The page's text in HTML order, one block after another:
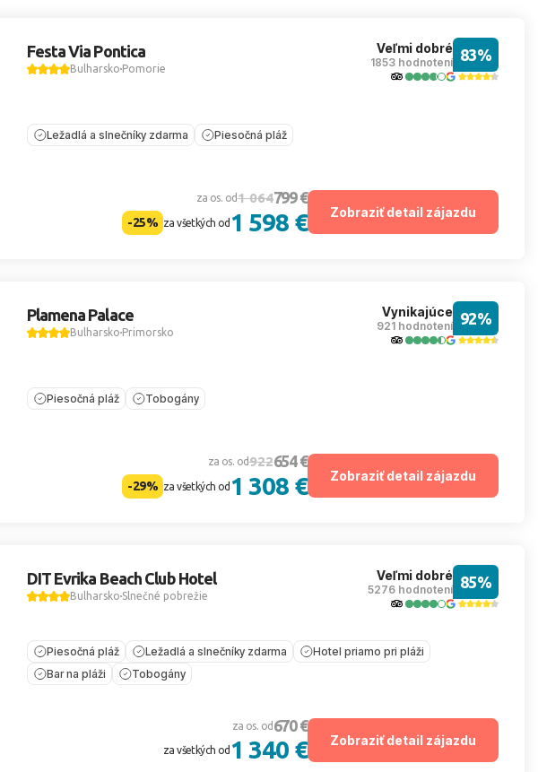
Festa Via Pontica
BulharskoPomorie
Veľmi dobré
1853 hodnotení 83%
Ležadlá a slnečníky zdarma Piesočná pláž
za os. od1 064799 €
-25% za všetkých od 1 598 € Zobraziť detail zájazdu
Plamena Palace
BulharskoPrimorsko
Vynikajúce
921 hodnotení 92%
Piesočná pláž Tobogány
za os. od922654 €
-29% za všetkých od 1 308 € Zobraziť detail zájazdu
DIT Evrika Beach Club Hotel
BulharskoSlnečné pobrežie
Veľmi dobré
5276 hodnotení 85%
Piesočná pláž Ležadlá a slnečníky zdarma
Hotel priamo pri pláži
Bar na pláži
Tobogány
za os. od 670 €
za všetkých od 1 340 € Zobraziť detail zájazdu